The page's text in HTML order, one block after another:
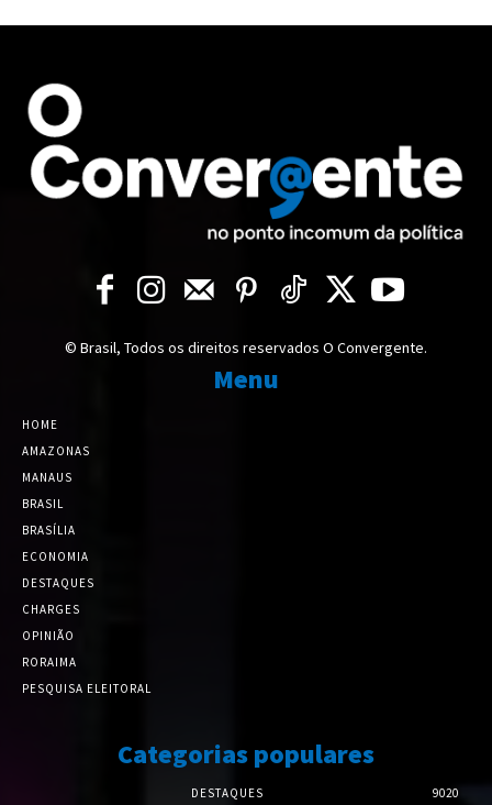
© Brasil, Todos os direitos reservados O Convergente.
Menu
HOME
AMAZONAS
MANAUS
BRASIL
BRASÍLIA
ECONOMIA
DESTAQUES
CHARGES
OPINIÃO
RORAIMA
PESQUISA ELEITORAL
Categorias populares
DESTAQUES 9020